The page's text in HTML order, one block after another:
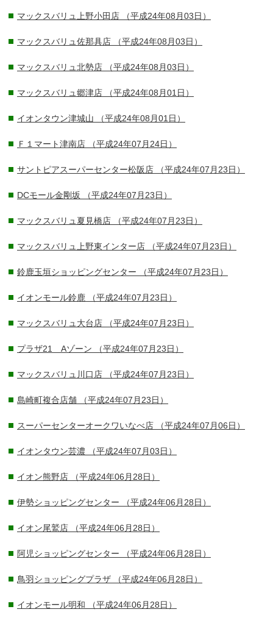
マックスバリュ上野小田店 （平成24年08月03日）
マックスバリュ佐那具店 （平成24年08月03日）
マックスバリュ北勢店 （平成24年08月03日）
マックスバリュ郷津店 （平成24年08月01日）
イオンタウン津城山 （平成24年08月01日）
Ｆ１マート津南店 （平成24年07月24日）
サントピアスーパーセンター松阪店 （平成24年07月23日）
DCモール金剛坂 （平成24年07月23日）
マックスバリュ夏見橋店 （平成24年07月23日）
マックスバリュ上野東インター店 （平成24年07月23日）
鈴鹿玉垣ショッピングセンター （平成24年07月23日）
イオンモール鈴鹿 （平成24年07月23日）
マックスバリュ大台店 （平成24年07月23日）
プラザ21 Aゾーン （平成24年07月23日）
マックスバリュ川口店 （平成24年07月23日）
島崎町複合店舗 （平成24年07月23日）
スーパーセンターオークワいなべ店 （平成24年07月06日）
イオンタウン芸濃 （平成24年07月03日）
イオン熊野店 （平成24年06月28日）
伊勢ショッピングセンター （平成24年06月28日）
イオン尾鷲店 （平成24年06月28日）
阿児ショッピングセンター （平成24年06月28日）
鳥羽ショッピングプラザ （平成24年06月28日）
イオンモール明和 （平成24年06月28日）